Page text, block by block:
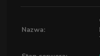
Nazwa: